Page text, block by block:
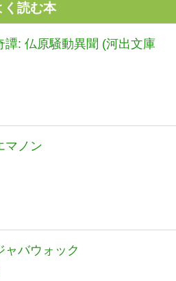
く読む本
譚: 仏原騒動異聞 (河出文庫
マノン
ャバウォック